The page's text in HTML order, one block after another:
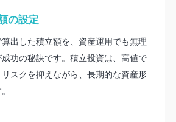
の設定
出した積立額を、資産運用でも無理
功の秘訣です。積立投資は、高値で
スクを抑えながら、長期的な資産形